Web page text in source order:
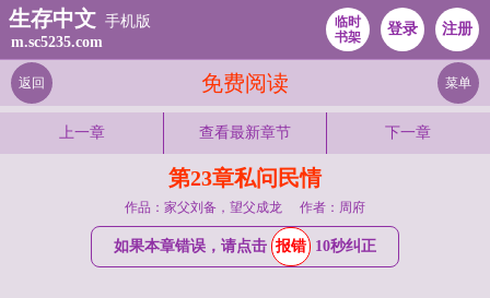
生存中文 手机版
m.sc5235.com
临时
书架
登录 注册
免费阅读
返回 菜单
上一章 查看最新章节 下一章
第23章私问民情
作品：家父刘备，望父成龙 作者：周府
如果本章错误，请点击 报错 10秒纠正